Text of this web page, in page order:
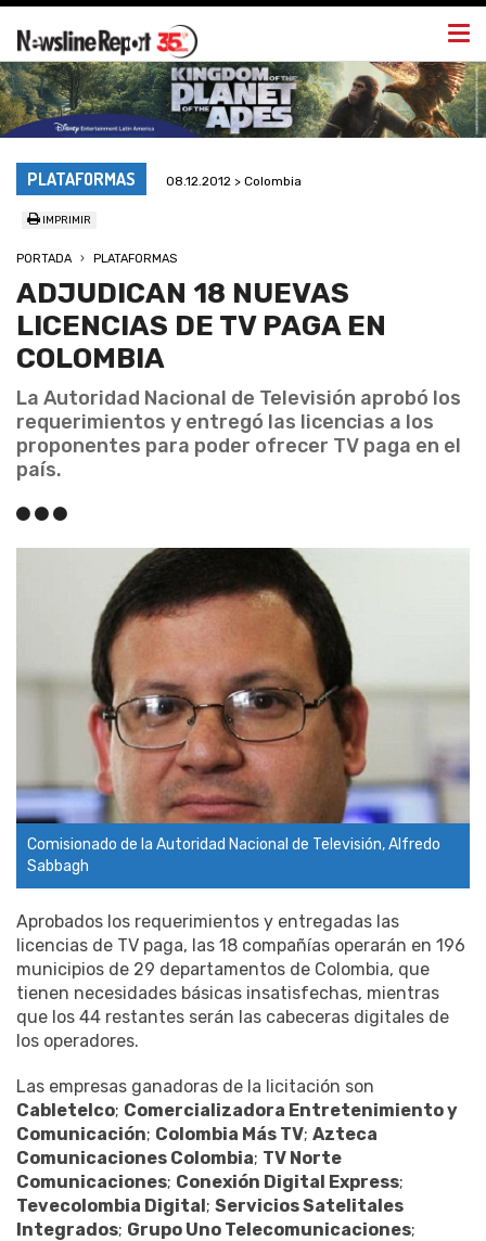
PLATAFORMAS 08.12.2012 > Colombia
IMPRIMIR
PORTADA PLATAFORMAS
ADJUDICAN 18 NUEVAS
LICENCIAS DE TV PAGA EN
COLOMBIA
La Autoridad Nacional de Televisión aprobó los
requerimientos y entregó las licencias a los
proponentes para poder ofrecer TV paga en el
país.
Comisionado de la Autoridad Nacional de Televisión, Alfredo
Sabbagh
Aprobados los requerimientos y entregadas las
licencias de TV paga, las 18 compañías operarán en 196
municipios de 29 departamentos de Colombia, que
tienen necesidades básicas insatisfechas, mientras
que los 44 restantes serán las cabeceras digitales de
los operadores.
Las empresas ganadoras de la licitación son
Cabletelco; Comercializadora Entretenimiento y
Comunicación; Colombia Más TV; Azteca
Comunicaciones Colombia; TV Norte
Comunicaciones; Conexión Digital Express;
Tevecolombia Digital; Servicios Satelitales
Integrados; Grupo Uno Telecomunicaciones;